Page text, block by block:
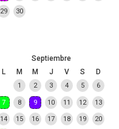
29 30
Septiembre
L
M M J V S D
1 2 3 4 5 6
7 8 9 10 11 12 13
14 15 16 17 18 19 20